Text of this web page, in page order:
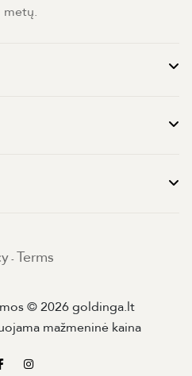
metų.
- Terms
© 2026 goldinga.lt
mažmeninė kaina